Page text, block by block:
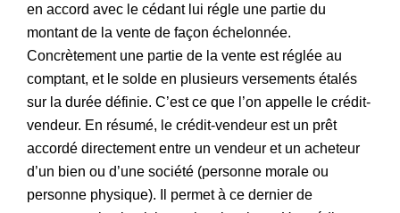
en accord avec le cédant lui régle une partie du
montant de la vente de façon échelonnée.
Concrètement une partie de la vente est réglée au
comptant, et le solde en plusieurs versements étalés
sur la durée définie. C’est ce que l’on appelle le crédit-
vendeur. En résumé, le crédit-vendeur est un prêt
accordé directement entre un vendeur et un acheteur
d’un bien ou d’une société (personne morale ou
personne physique). Il permet à ce dernier de